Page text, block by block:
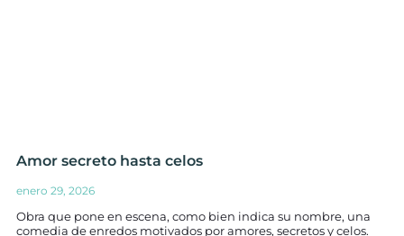
Amor secreto hasta celos
enero 29, 2026
Obra que pone en escena, como bien indica su nombre, una
comedia de enredos motivados por amores, secretos y celos.